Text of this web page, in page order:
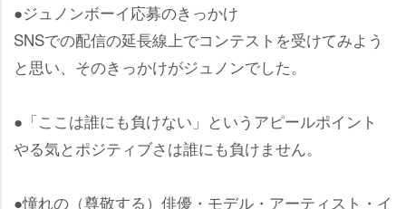
●ジュノンボーイ応募のきっかけ
SNSでの配信の延長線上でコンテストを受けてみよう
と思い、そのきっかけがジュノンでした。
●「ここは誰にも負けない」というアピールポイント
る気とポジティブさは誰にも負けません。
●憧れの（尊敬する）俳優・モデル・アーティスト・イ